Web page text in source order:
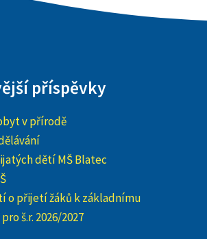
příspěvky
v přírodě
dětí MŠ Blatec
o přijetí žáků k základnímu
š.r. 2026/2027